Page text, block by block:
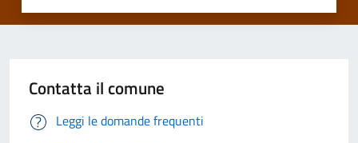
Contatta il comune
Leggi le domande frequenti